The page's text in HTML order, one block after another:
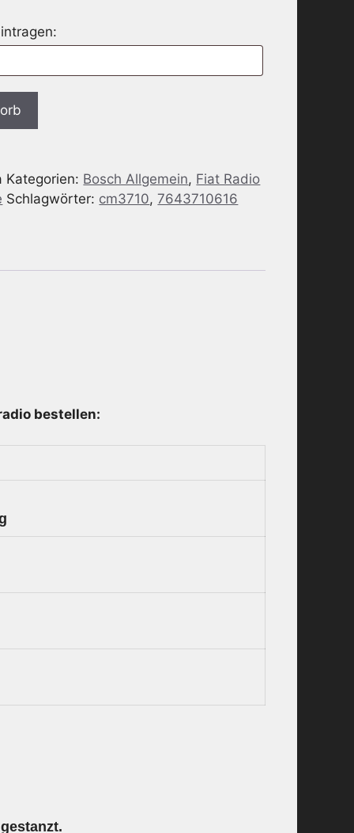
Kategorien: Bosch Allgemein, Fiat Radio
Schlagwörter: cm3710,7643710616
bestellen: